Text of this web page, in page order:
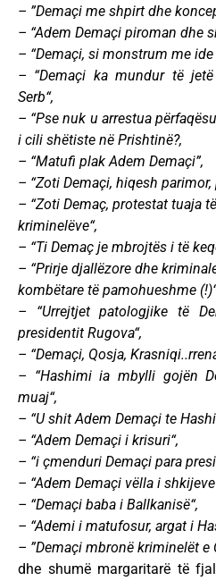
– ”Demaçi me shpirt dhe
– “Adem Demaçi piroman dhe
– “Demaçi, si monstrum me ide
– “Demaçi ka mundur të
Serb“,
– “Pse nuk u arrestua
i cili shëtiste në Prishtinë?,
– “Matufi plak Adem Demaçi”,
– “Zoti Demaçi, hiqesh
– “Zoti Demaç, protestat tuaja
kriminelëve“,
– “Ti Demaç je mbrojtës i të
– “Prirje djallëzore dhe
kombëtare të pamohueshme
– “Urrejtjet patologjike të
presidentit Rugova“,
– “Demaçi, Qosja,
– “Hashimi ia mbylli gojën
muaj“,
– “U shit Adem Demaçi te
– “Adem Demaçi i krisuri“,
– “i çmenduri Demaçi para
– “Adem Demaçi vëlla i
– “Demaçi baba i Ballkanisë“,
– “Ademi i matufosur, argat i
– ”Demaçi mbronë kriminelët e
dhe shumë margaritarë të